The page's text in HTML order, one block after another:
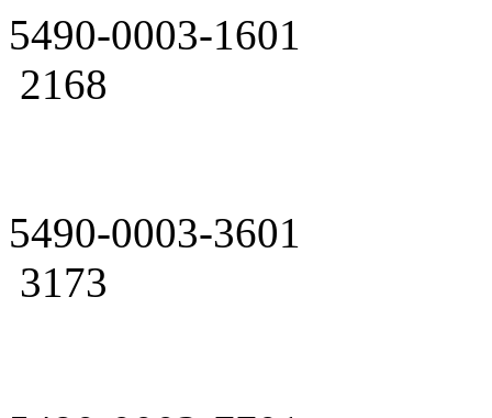
5490-0003-1601
2168
5490-0003-3601
3173